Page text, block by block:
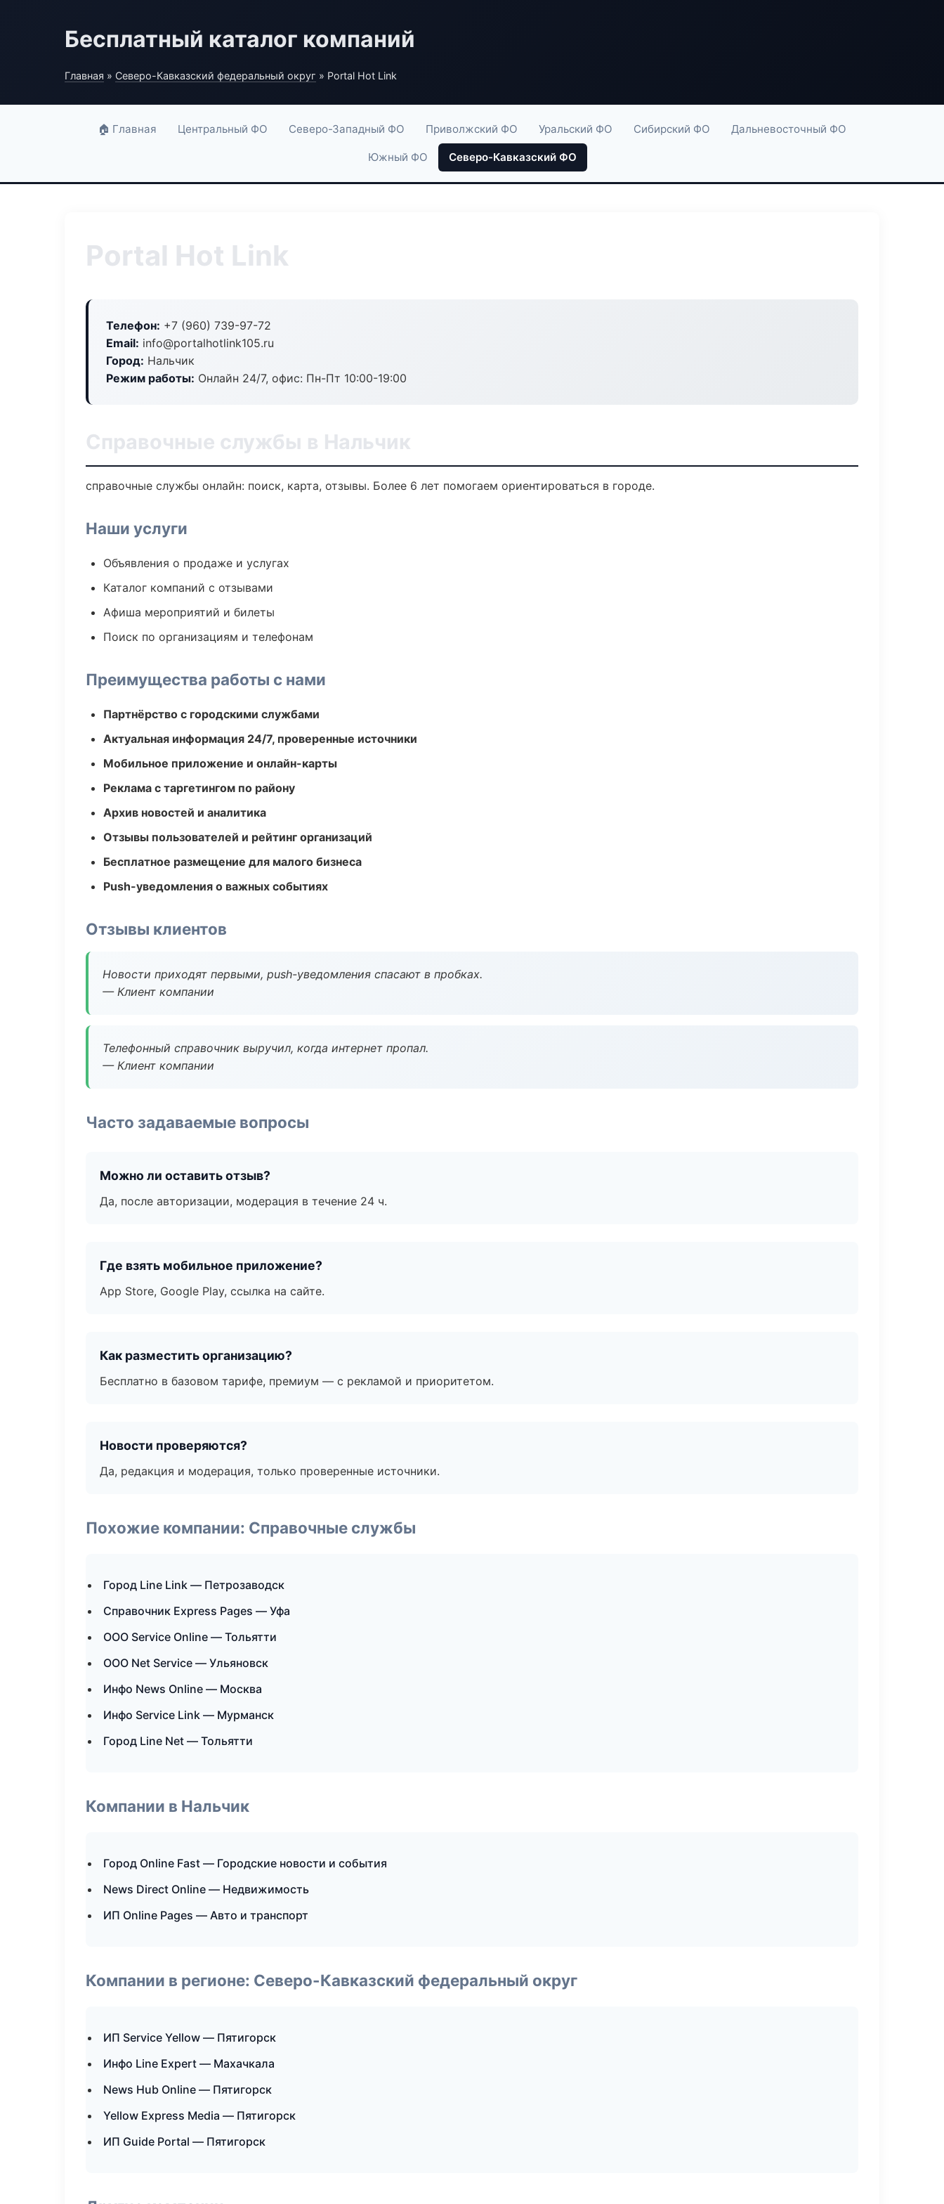
Бесплатный каталог компаний
Главная » Северо-Кавказский федеральный округ » Portal Hot Link
🏠 Главная Центральный ФО Северо-Западный ФО Приволжский ФО Уральский ФО Сибирский ФО Дальневосточный ФО
Южный ФО Северо-Кавказский ФО
Portal Hot Link
Телефон: +7 (960) 739-97-72
Email: info@portalhotlink105.ru
Город: Нальчик
Режим работы: Онлайн 24/7, офис: Пн-Пт 10:00-19:00
Справочные службы в Нальчик
справочные службы онлайн: поиск, карта, отзывы. Более 6 лет помогаем ориентироваться в городе.
Наши услуги
Объявления о продаже и услугах
Каталог компаний с отзывами
Афиша мероприятий и билеты
Поиск по организациям и телефонам
Преимущества работы с нами
Партнёрство с городскими службами
Актуальная информация 24/7, проверенные источники
Мобильное приложение и онлайн-карты
Реклама с таргетингом по району
Архив новостей и аналитика
Отзывы пользователей и рейтинг организаций
Бесплатное размещение для малого бизнеса
Push-уведомления о важных событиях
Отзывы клиентов
Новости приходят первыми, push-уведомления спасают в пробках.
— Клиент компании
Телефонный справочник выручил, когда интернет пропал.
— Клиент компании
Часто задаваемые вопросы
Можно ли оставить отзыв?
Да, после авторизации, модерация в течение 24 ч.
Где взять мобильное приложение?
App Store, Google Play, ссылка на сайте.
Как разместить организацию?
Бесплатно в базовом тарифе, премиум — с рекламой и приоритетом.
Новости проверяются?
Да, редакция и модерация, только проверенные источники.
Похожие компании: Справочные службы
Город Line Link — Петрозаводск
Справочник Express Pages — Уфа
ООО Service Online — Тольятти
ООО Net Service — Ульяновск
Инфо News Online — Москва
Инфо Service Link — Мурманск
Город Line Net — Тольятти
Компании в Нальчик
Город Online Fast — Городские новости и события
News Direct Online — Недвижимость
ИП Online Pages — Авто и транспорт
Компании в регионе: Северо-Кавказский федеральный округ
ИП Service Yellow — Пятигорск
Инфо Line Expert — Махачкала
News Hub Online — Пятигорск
Yellow Express Media — Пятигорск
ИП Guide Portal — Пятигорск